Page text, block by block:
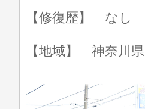
【修復歴】 なし
【地域】 神奈川県